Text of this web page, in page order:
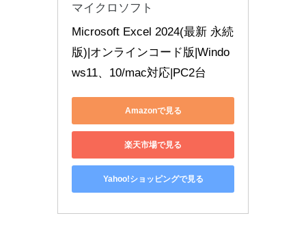
マイクロソフト
Microsoft Excel 2024(最新 永続
版)|オンラインコード版|Windo
ws11、10/mac対応|PC2台
Amazonで見る
楽天市場で見る
Yahoo!ショッピングで見る